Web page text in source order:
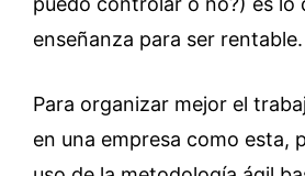
enseñanza para ser rentable.
Para organizar mejor el
en una empresa como esta,